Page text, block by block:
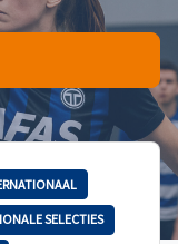
SELECTIES